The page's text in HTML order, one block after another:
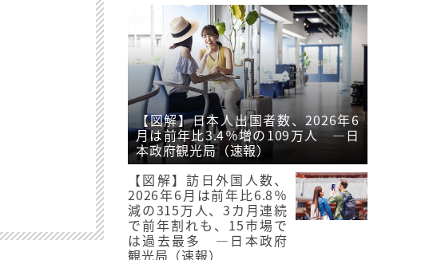
【図解】日本人出国者数、2026年6
月は前年比3.4％増の109万人 ―日
本政府観光局（速報）
【図解】訪日外国人数、
2026年6月は前年比6.8％
減の315万人、3カ月連続
で前年割れも、15市場で
は過去最多 ―日本政府
観光局（速報）